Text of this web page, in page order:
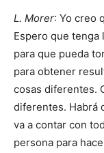
L. Morer: Yo creo
Espero que tenga
para que pueda
para obtener
cosas diferentes.
diferentes. Habrá
va a contar con
persona para